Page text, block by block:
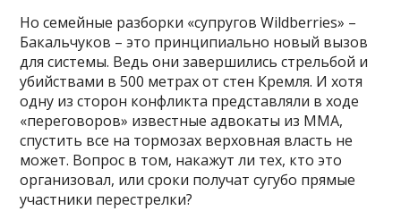
Но семейные разборки «супругов Wildberries» –
Бакальчуков – это принципиально новый вызов
для системы. Ведь они завершились стрельбой и
убийствами в 500 метрах от стен Кремля. И хотя
одну из сторон конфликта представляли в ходе
«переговоров» известные адвокаты из ММА,
спустить все на тормозах верховная власть не
может. Вопрос в том, накажут ли тех, кто это
организовал, или сроки получат сугубо прямые
участники перестрелки?